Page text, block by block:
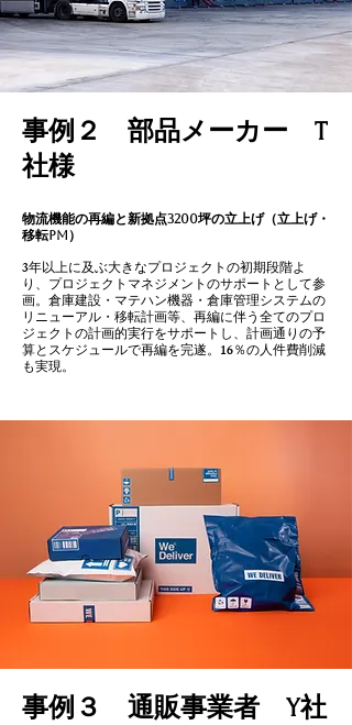
​事例２ 部品メーカー T
社様
物流機能の再編と新拠点3200坪の立上げ（立上げ・
移転PM）
3年以上に及ぶ大きなプロジェクトの初期段階よ
り、プロジェクトマネジメントのサポートとして参
画。倉庫建設・マテハン機器・倉庫管理システムの
リニューアル・移転計画等、再編に伴う全てのプロ
ジェクトの計画的実行をサポートし、計画通りの予
算とスケジュールで再編を完遂。16％の人件費削減
も実現。
​事例３ 通販事業者 Y社